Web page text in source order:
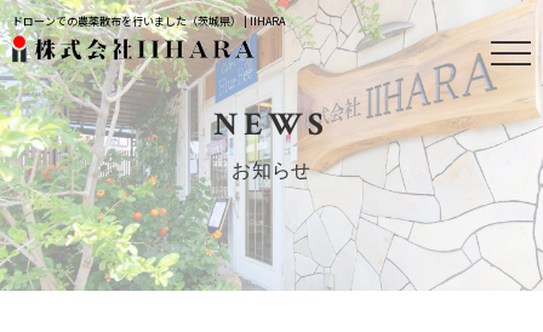
ドローンでの農薬散布を行いました（茨城県） | IIHARA
NEWS
お知らせ